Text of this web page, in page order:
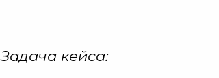
Задача кейса: